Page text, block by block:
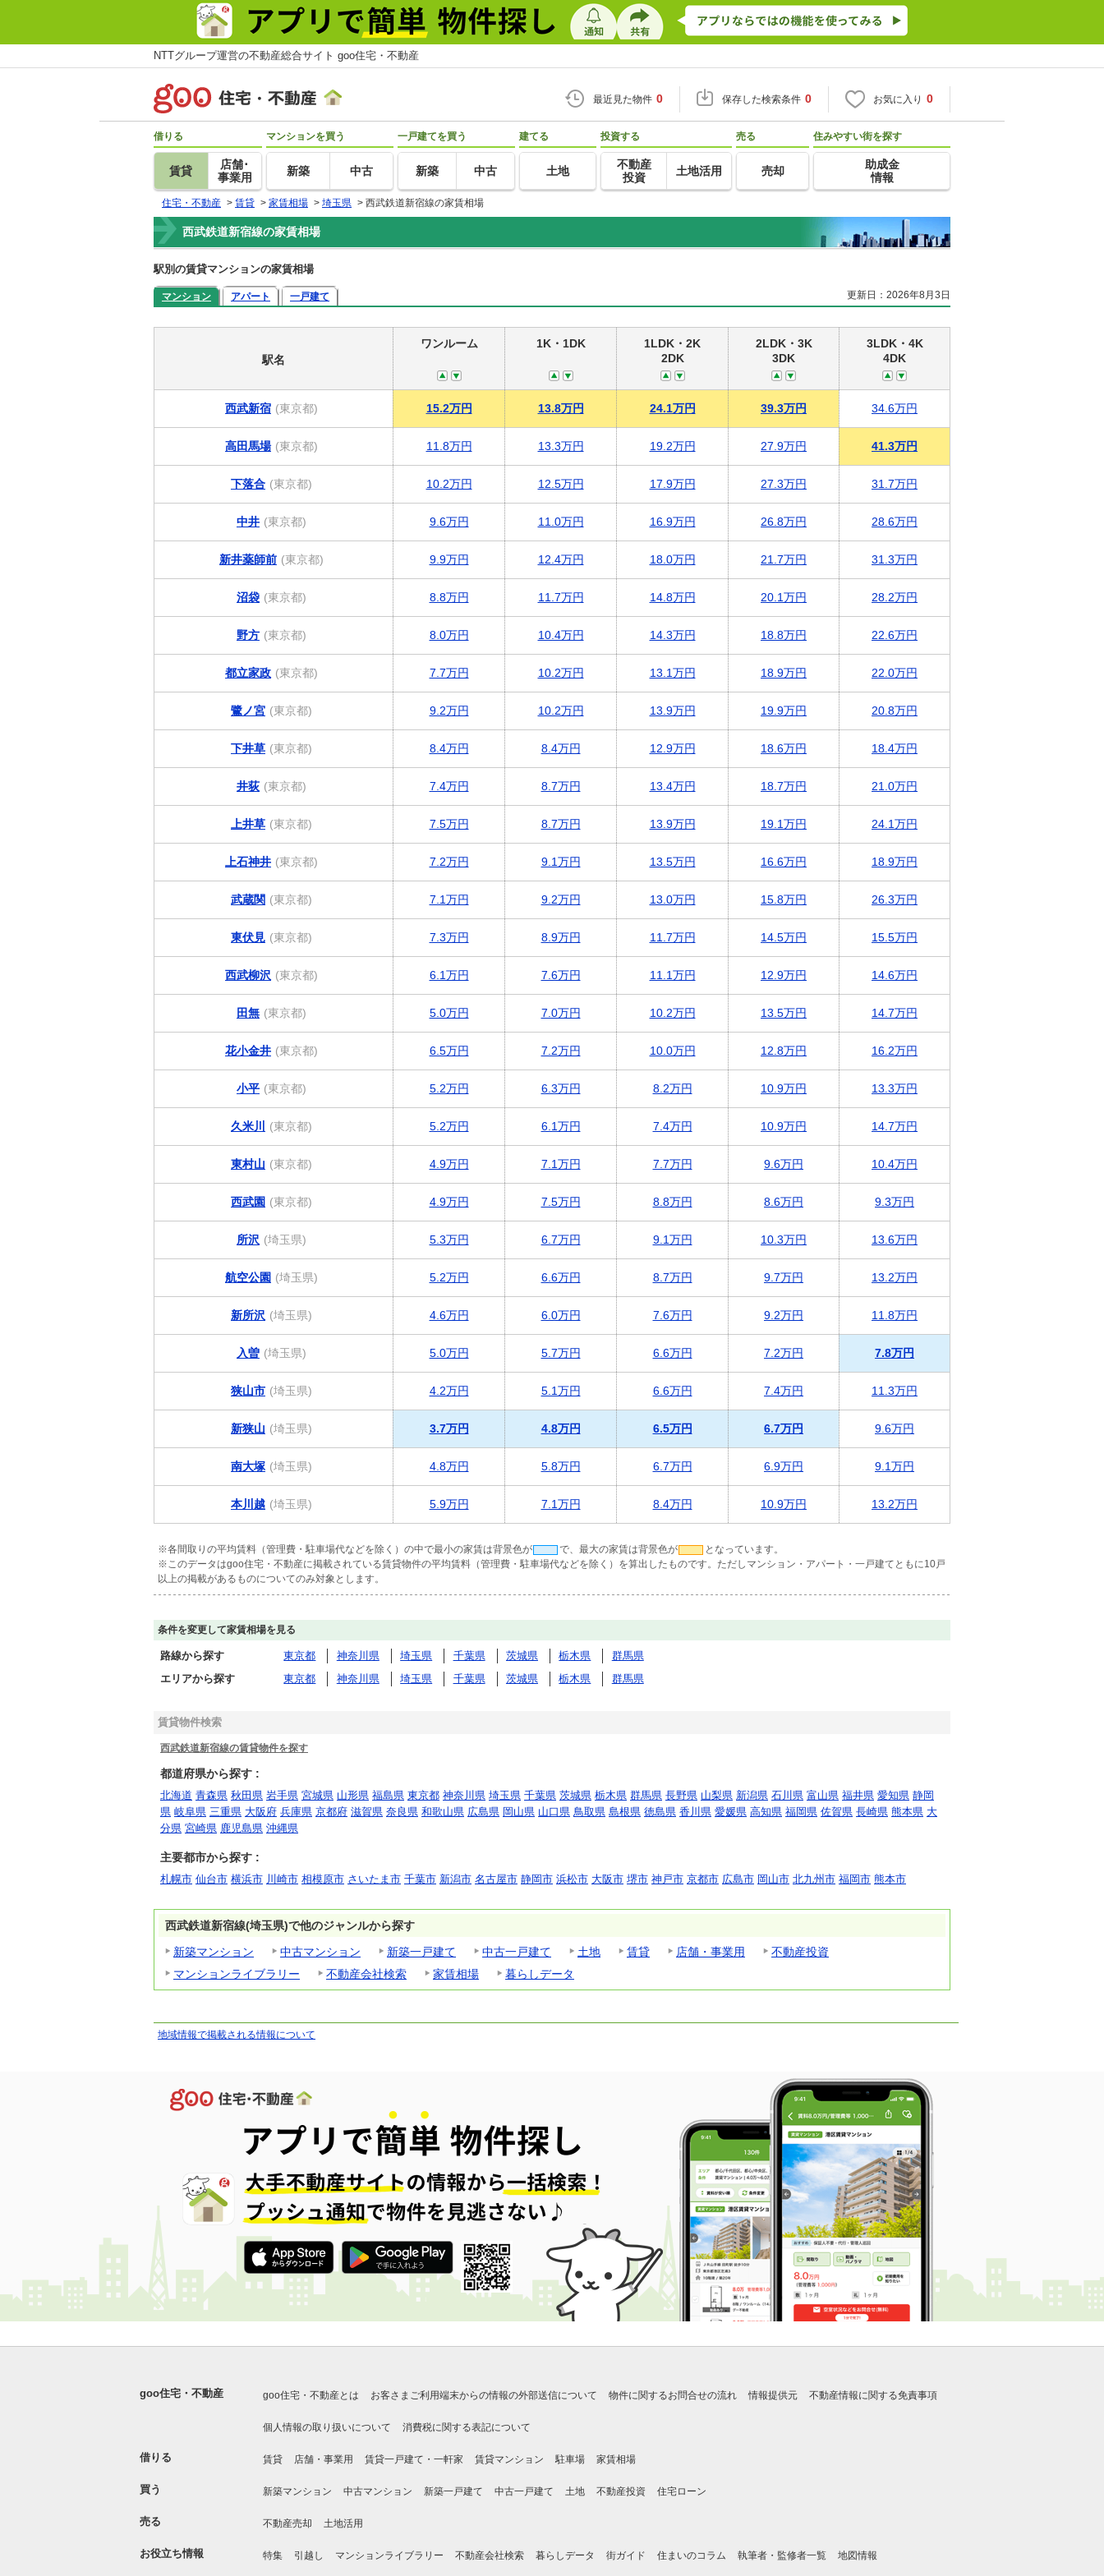
NTTグループ運営の不動産総合サイト goo住宅・不動産
最近見た物件 0 保存した検索条件 0 お気に入り 0
借りる
賃貸
店舗･
事業用
マンションを買う
新築 中古
一戸建てを買う
新築 中古
建てる
土地
投資する
不動産
投資
土地活用
売る
売却
住みやすい街を探す
助成金
情報
住宅・不動産 > 賃貸 > 家賃相場 > 埼玉県 > 西武鉄道新宿線の家賃相場
西武鉄道新宿線の家賃相場
駅別の賃貸マンションの家賃相場
マンション アパート 一戸建て 更新日：2026年8月3日
駅名
ワンルーム 1K・1DK
1LDK・2K
2DK
2LDK・3K
3DK
3LDK・4K
4DK
西武新宿 (東京都) 15.2万円 13.8万円 24.1万円 39.3万円 34.6万円
高田馬場 (東京都) 11.8万円 13.3万円 19.2万円 27.9万円 41.3万円
下落合 (東京都) 10.2万円 12.5万円 17.9万円 27.3万円 31.7万円
中井 (東京都) 9.6万円 11.0万円 16.9万円 26.8万円 28.6万円
新井薬師前 (東京都) 9.9万円 12.4万円 18.0万円 21.7万円 31.3万円
沼袋 (東京都) 8.8万円 11.7万円 14.8万円 20.1万円 28.2万円
野方 (東京都) 8.0万円 10.4万円 14.3万円 18.8万円 22.6万円
都立家政 (東京都) 7.7万円 10.2万円 13.1万円 18.9万円 22.0万円
鷺ノ宮 (東京都) 9.2万円 10.2万円 13.9万円 19.9万円 20.8万円
下井草 (東京都) 8.4万円 8.4万円 12.9万円 18.6万円 18.4万円
井荻 (東京都) 7.4万円 8.7万円 13.4万円 18.7万円 21.0万円
上井草 (東京都) 7.5万円 8.7万円 13.9万円 19.1万円 24.1万円
上石神井 (東京都) 7.2万円 9.1万円 13.5万円 16.6万円 18.9万円
武蔵関 (東京都) 7.1万円 9.2万円 13.0万円 15.8万円 26.3万円
東伏見 (東京都) 7.3万円 8.9万円 11.7万円 14.5万円 15.5万円
西武柳沢 (東京都) 6.1万円 7.6万円 11.1万円 12.9万円 14.6万円
田無 (東京都) 5.0万円 7.0万円 10.2万円 13.5万円 14.7万円
花小金井 (東京都) 6.5万円 7.2万円 10.0万円 12.8万円 16.2万円
小平 (東京都) 5.2万円 6.3万円 8.2万円 10.9万円 13.3万円
久米川 (東京都) 5.2万円 6.1万円 7.4万円 10.9万円 14.7万円
東村山 (東京都) 4.9万円 7.1万円 7.7万円 9.6万円 10.4万円
西武園 (東京都) 4.9万円 7.5万円 8.8万円 8.6万円 9.3万円
所沢 (埼玉県) 5.3万円 6.7万円 9.1万円 10.3万円 13.6万円
航空公園 (埼玉県) 5.2万円 6.6万円 8.7万円 9.7万円 13.2万円
新所沢 (埼玉県) 4.6万円 6.0万円 7.6万円 9.2万円 11.8万円
入曽 (埼玉県) 5.0万円 5.7万円 6.6万円 7.2万円 7.8万円
狭山市 (埼玉県) 4.2万円 5.1万円 6.6万円 7.4万円 11.3万円
新狭山 (埼玉県) 3.7万円 4.8万円 6.5万円 6.7万円 9.6万円
南大塚 (埼玉県) 4.8万円 5.8万円 6.7万円 6.9万円 9.1万円
本川越 (埼玉県) 5.9万円 7.1万円 8.4万円 10.9万円 13.2万円
※各間取りの平均賃料（管理費・駐車場代などを除く）の中で最小の家賃は背景色が で、最大の家賃は背景色が
となっています。
※このデータはgoo住宅・不動産に掲載されている賃貸物件の平均賃料（管理費・駐車場代などを除く）を算出したものです。ただしマンション・アパート・一戸建てともに10戸
以上の掲載があるものについてのみ対象とします。
条件を変更して家賃相場を見る
路線から探す 東京都 神奈川県 埼玉県 千葉県 茨城県 栃木県
群馬県
エリアから探す
東京都 神奈川県 埼玉県 千葉県 茨城県 栃木県 群馬県
賃貸物件検索
西武鉄道新宿線の賃貸物件を探す
都道府県から探す :
北海道 青森県 秋田県 岩手県 宮城県 山形県 福島県 東京都 神奈川県 埼玉県 千葉県 茨城県 栃木県 群馬県 長野県 山梨県 新潟県 石川県 富山県 福井県 愛知県 静岡
県 岐阜県 三重県 大阪府 兵庫県 京都府 滋賀県 奈良県 和歌山県 広島県 岡山県 山口県 鳥取県 島根県 徳島県 香川県 愛媛県 高知県 福岡県 佐賀県 長崎県 熊本県 大
分県 宮崎県 鹿児島県 沖縄県
主要都市から探す :
札幌市 仙台市 横浜市 川崎市 相模原市 さいたま市 千葉市 新潟市 名古屋市 静岡市 浜松市 大阪市 堺市 神戸市 京都市 広島市 岡山市 北九州市 福岡市 熊本市
西武鉄道新宿線(埼玉県)で他のジャンルから探す
新築マンション
中古マンション 新築一戸建て 中古一戸建て 土地 賃貸 店舗・事業用
不動産投資
マンションライブラリー
不動産会社検索 家賃相場 暮らしデータ
地域情報で掲載される情報について
goo住宅・不動産 goo住宅・不動産とは お客さまご利用端末からの情報の外部送信について 物件に関するお問合せの流れ 情報提供元 不動産情報に関する免責事項
個人情報の取り扱いについて 消費税に関する表記について
借りる 賃貸 店舗・事業用 賃貸一戸建て・一軒家 賃貸マンション 駐車場 家賃相場
買う 新築マンション 中古マンション 新築一戸建て 中古一戸建て 土地 不動産投資 住宅ローン
売る 不動産売却 土地活用
お役立ち情報 特集 引越し マンションライブラリー 不動産会社検索 暮らしデータ 街ガイド 住まいのコラム 執筆者・監修者一覧 地図情報